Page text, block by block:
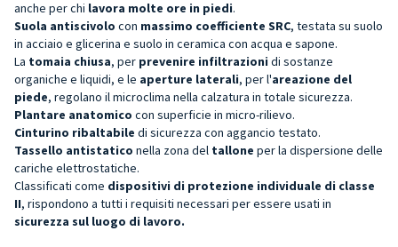
anche per chi lavora molte ore in piedi.
Suola antiscivolo con massimo coefficiente SRC, testata su suolo
in acciaio e glicerina e suolo in ceramica con acqua e sapone.
La tomaia chiusa, per prevenire infiltrazioni di sostanze
organiche e liquidi, e le aperture laterali, per l'areazione del
piede, regolano il microclima nella calzatura in totale sicurezza.
Plantare anatomico con superficie in micro-rilievo.
Cinturino ribaltabile di sicurezza con aggancio testato.
Tassello antistatico nella zona del tallone per la dispersione delle
cariche elettrostatiche.
Classificati come dispositivi di protezione individuale di classe
II, rispondono a tutti i requisiti necessari per essere usati in
sicurezza sul luogo di lavoro.